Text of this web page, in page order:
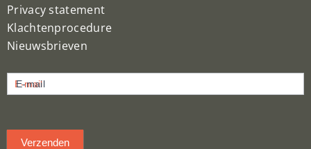
Privacy statement
Klachtenprocedure
Nieuwsbrieven
inschrijven
E-mail
Verzenden